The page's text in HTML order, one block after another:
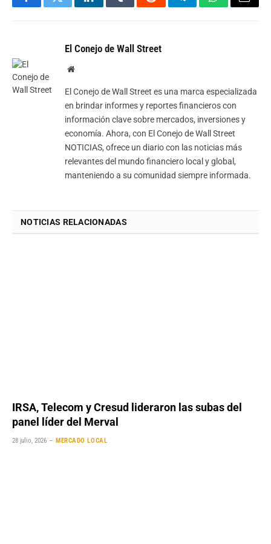
FacebookTwitterLinkedInTumblrRedditTelegramWhatsApp
Email
El Conejo de Wall Street
Website
El Conejo de Wall Street es una marca especializada
en brindar informes y reportes financieros con
información clave sobre mercados, inversiones y
economía. Ahora, con El Conejo de Wall Street
NOTICIAS, ofrece un diario con las noticias más
relevantes del mundo financiero local y global,
manteniendo a su comunidad siempre informada.
NOTICIAS RELACIONADAS
IRSA, Telecom y Cresud lideraron las subas del
panel líder del Merval
28 julio, 2026 MERCADO LOCAL